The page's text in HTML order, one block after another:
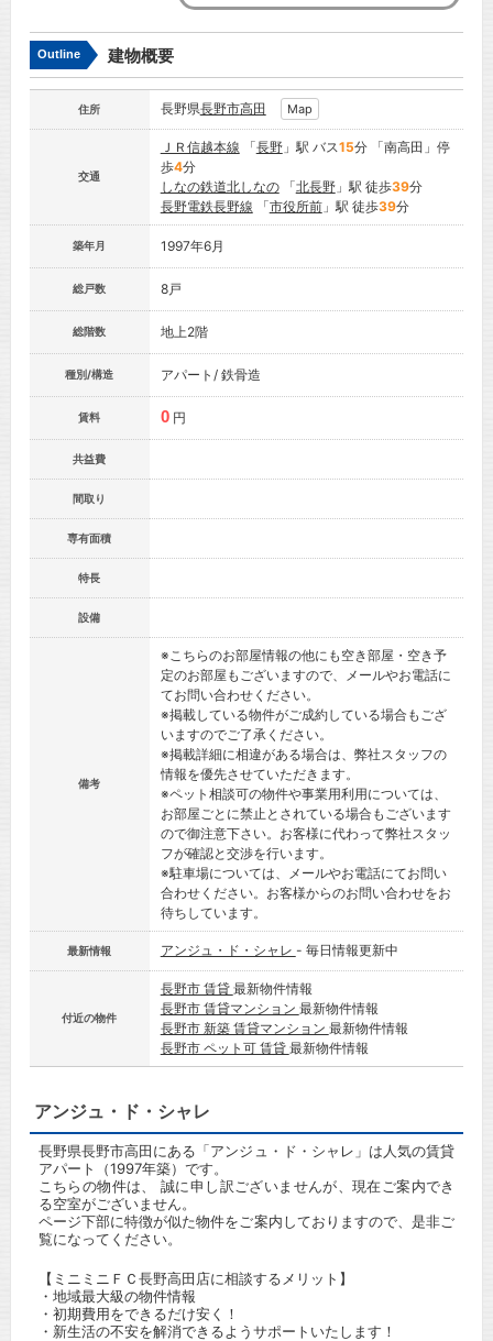
Outline 建物概要
住所 長野県長野市高田 Map
交通
ＪＲ信越本線 「長野」駅 バス15分 「南高田」停
歩4分
しなの鉄道北しなの「北長野」駅 徒歩39分
長野電鉄長野線 「市役所前」駅 徒歩39分
築年月 1997年6月
総戸数 8戸
総階数 地上2階
種別/構造 アパート/ 鉄骨造
賃料 0 円
共益費
間取り
専有面積
特長
設備
備考
※こちらのお部屋情報の他にも空き部屋・空き予
定のお部屋もございますので、メールやお電話に
てお問い合わせください。
※掲載している物件がご成約している場合もござ
いますのでご了承ください。
※掲載詳細に相違がある場合は、弊社スタッフの
情報を優先させていただきます。
※ペット相談可の物件や事業用利用については、
お部屋ごとに禁止とされている場合もございます
ので御注意下さい。お客様に代わって弊社スタッ
フが確認と交渉を行います。
※駐車場については、メールやお電話にてお問い
合わせください。お客様からのお問い合わせをお
待ちしています。
最新情報 アンジュ・ド・シャレ - 毎日情報更新中
付近の物件
長野市 賃貸 最新物件情報
長野市 賃貸マンション 最新物件情報
長野市 新築 賃貸マンション 最新物件情報
長野市 ペット可 賃貸 最新物件情報
アンジュ・ド・シャレ
長野県長野市高田にある「アンジュ・ド・シャレ」は人気の賃貸
アパート（1997年築）です。
こちらの物件は、 誠に申し訳ございませんが、現在ご案内でき
る空室がございません。
ページ下部に特徴が似た物件をご案内しておりますので、是非ご
覧になってください。
【ミニミニＦＣ長野高田店に相談するメリット】
・地域最大級の物件情報
・初期費用をできるだけ安く！
・新生活の不安を解消できるようサポートいたします！